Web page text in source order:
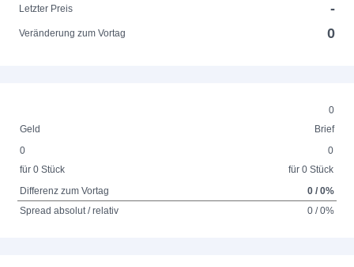
Letzter Preis
-
Veränderung zum Vortag 0
0
Geld
Brief
0
für 0 Stück
0
für 0 Stück
Differenz zum Vortag
0 / 0%
Spread absolut / relativ
0 / 0%